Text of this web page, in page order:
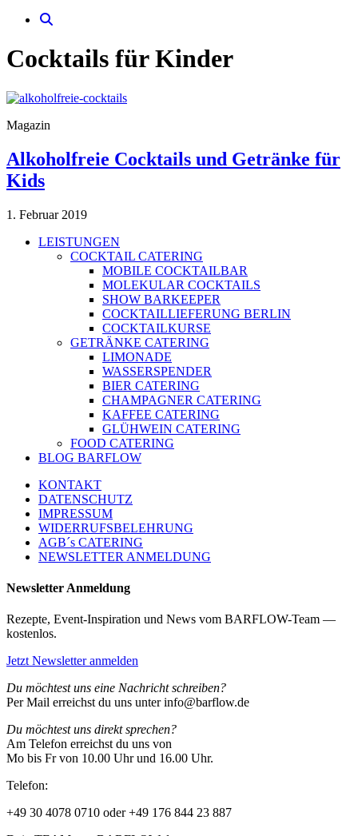
Cocktails für Kinder
Magazin
Alkoholfreie Cocktails und Getränke für
Kids
1. Februar 2019
LEISTUNGEN
COCKTAIL CATERING
MOBILE COCKTAILBAR
MOLEKULAR COCKTAILS
SHOW BARKEEPER
COCKTAILLIEFERUNG BERLIN
COCKTAILKURSE
GETRÄNKE CATERING
LIMONADE
WASSERSPENDER
BIER CATERING
CHAMPAGNER CATERING
KAFFEE CATERING
GLÜHWEIN CATERING
FOOD CATERING
BLOG BARFLOW
KONTAKT
DATENSCHUTZ
IMPRESSUM
WIDERRUFSBELEHRUNG
AGB´s CATERING
NEWSLETTER ANMELDUNG
Newsletter Anmeldung
Rezepte, Event-Inspiration und News vom BARFLOW-Team —
kostenlos.
Jetzt Newsletter anmelden
Du möchtest uns eine Nachricht schreiben?
Per Mail erreichst du uns unter info@barflow.de
Du möchtest uns direkt sprechen?
Am Telefon erreichst du uns von
Mo bis Fr von 10.00 Uhr und 16.00 Uhr.
Telefon:
+49 30 4078 0710 oder +49 176 844 23 887